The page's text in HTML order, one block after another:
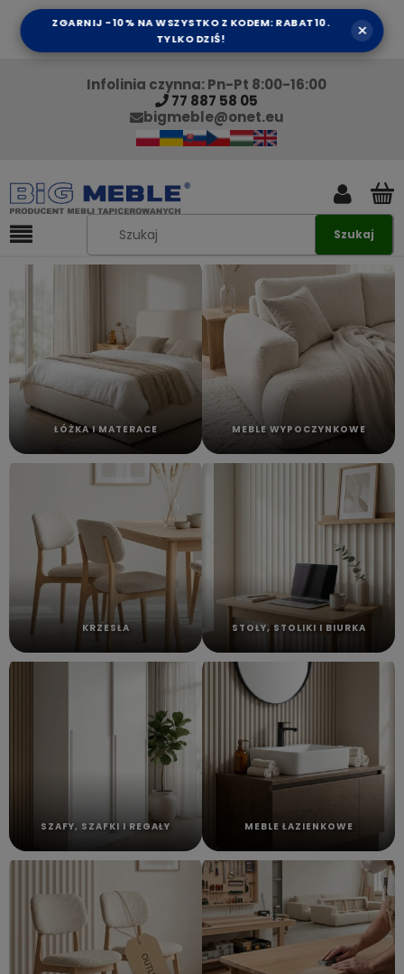
ZGARNIJ -10% NA WSZYSTKO Z KODEM: RABAT10.
TYLKO DZIŚ!
×
Infolinia czynna: Pn-Pt 8:00-16:00
77 887 58 05
bigmeble@onet.eu
Szukaj
ŁÓŻKA I MATERACE MEBLE WYPOCZYNKOWE
KRZESŁA STOŁY, STOLIKI I BIURKA
SZAFY, SZAFKI I REGAŁY MEBLE ŁAZIENKOWE